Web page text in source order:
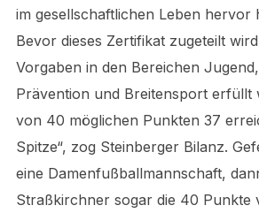
im gesellschaftlichen Leben hervor
Bevor dieses Zertifikat zugeteilt
Vorgaben in den Bereichen
Prävention und Breitensport erfüllt
von 40 möglichen Punkten 37
Spitze“, zog Steinberger Bilanz.
eine Damenfußballmannschaft,
Straßkirchner sogar die 40 Punkte